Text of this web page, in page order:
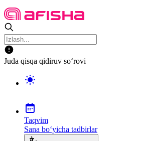
Juda qisqa qidiruv so‘rovi
Taqvim
Sana bo‘yicha tadbirlar